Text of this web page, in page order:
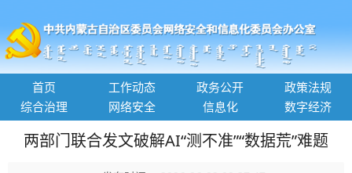
首页 工作动态 政务公开
政策法规
综合治理
网络安全 信息化 数字经济
两部门联合发文破解AI“测不准”“数据荒”难题